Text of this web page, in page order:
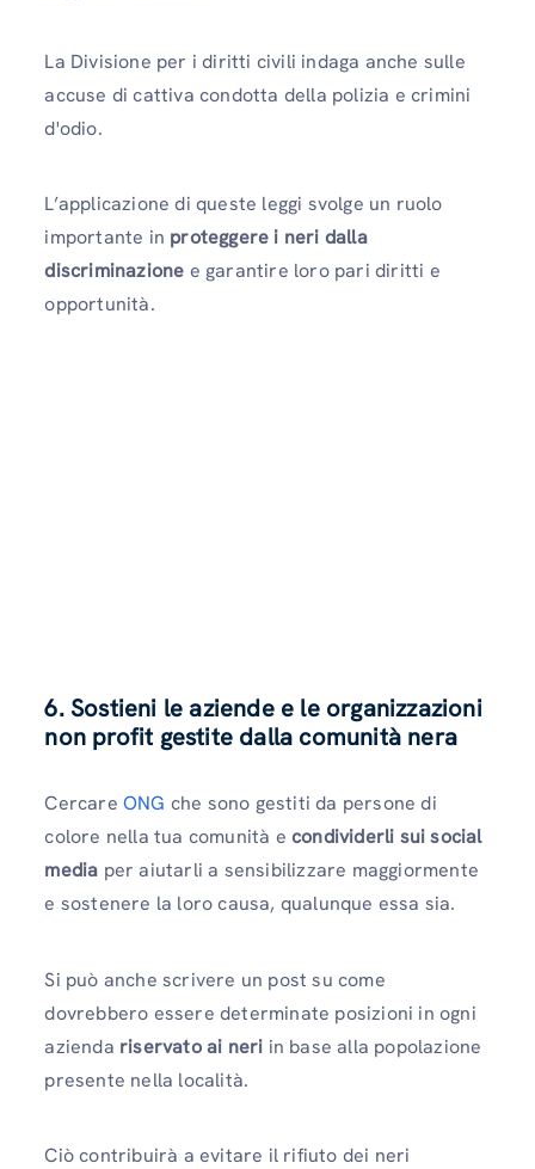
La Divisione per i diritti civili indaga anche sulle
accuse di cattiva condotta della polizia e crimini
d'odio.
L’applicazione di queste leggi svolge un ruolo
importante in proteggere i neri dalla
discriminazione e garantire loro pari diritti e
opportunità.
6. Sostieni le aziende e le organizzazioni
non profit gestite dalla comunità nera
Cercare ONG che sono gestiti da persone di
colore nella tua comunità e condividerli sui social
media per aiutarli a sensibilizzare maggiormente
e sostenere la loro causa, qualunque essa sia.
Si può anche scrivere un post su come
dovrebbero essere determinate posizioni in ogni
azienda riservato ai neri in base alla popolazione
presente nella località.
Ciò contribuirà a evitare il rifiuto dei neri